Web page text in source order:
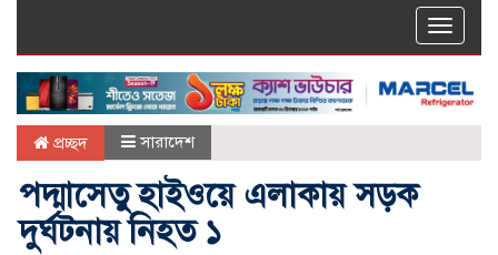
Toggle
প্রচ্ছদ সারাদেশ
পদ্মাসেতু হাইওয়ে এলাকায় সড়ক
দুর্ঘটনায় নিহত ১